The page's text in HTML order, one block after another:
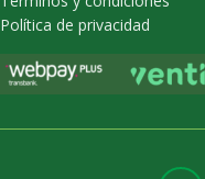
Política de privacidad